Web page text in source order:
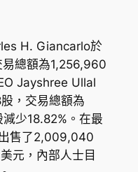
H. Giancarlo於
總額為1,256,960
Jayshree Ullal
，交易總額為
少18.82%。在最
售了2,009,040
元，內部人士目